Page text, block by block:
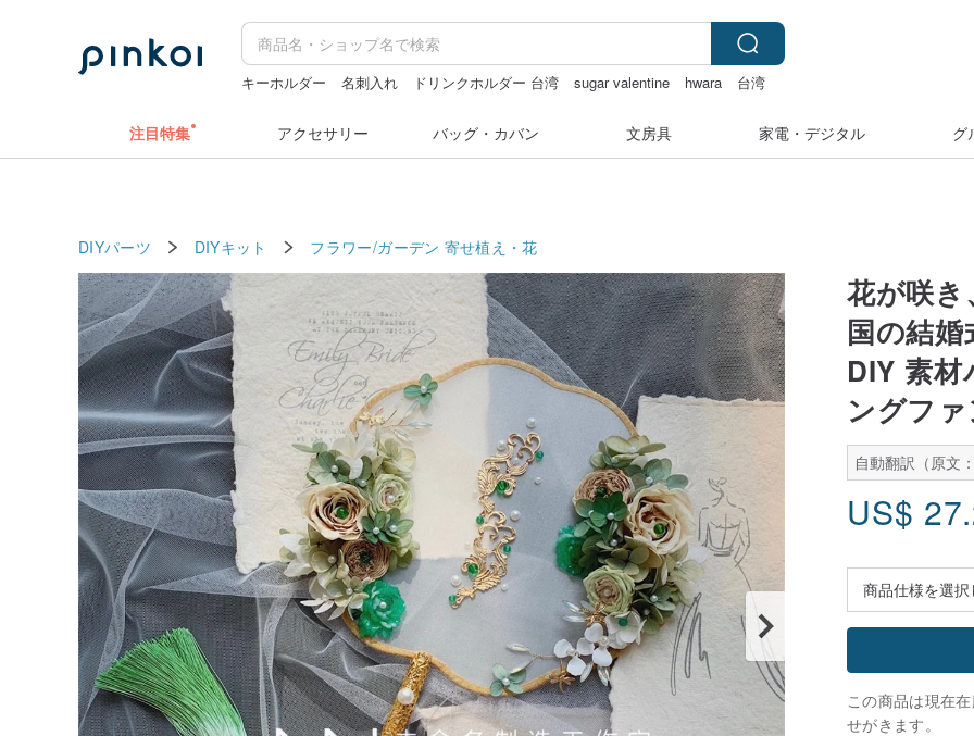
キーホルダー 名刺入れ ドリンクホルダー 台湾 sugar valentine hwara
台湾
注目特集 アクセサリー バッグ・カバン 文房具 家電・デジタル グ
DIYパーツ DIYキット フラワー/ガーデン 寄せ植え・花
花が咲
国の結
DIY 素
ングファ
自動翻訳（原文
US$
この商品は現在
せがきます。